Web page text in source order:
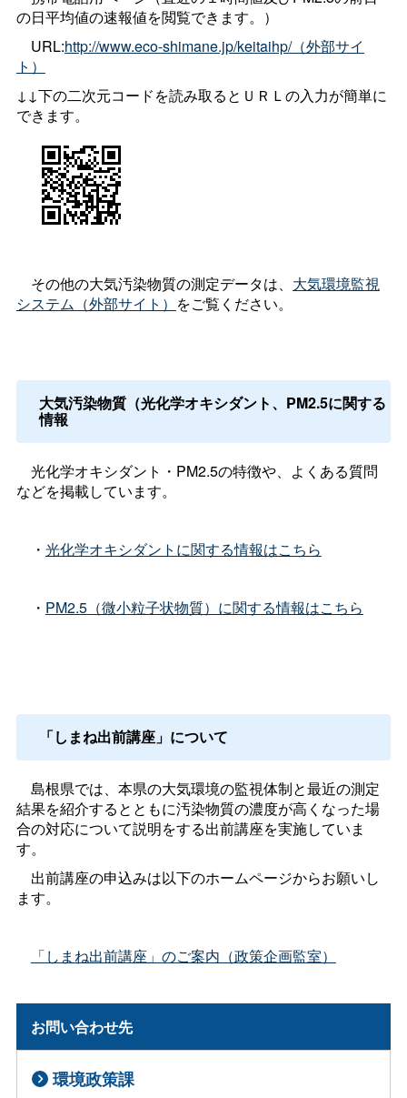
の日平均値の速報値を閲覧できます。）
URL:http://www.eco-shimane.jp/keitaihp/（外部サイ
ト）
↓↓下の二次元コードを読み取るとＵＲＬの入力が簡単に
できます。
その他の大気汚染物質の測定データは、 大気環境監視
システム（外部サイト） をご覧ください。
大気汚染物質（光化学オキシダント、PM2.5に関する
情報
光化学オキシダント・PM2.5の特徴や、よくある質問
などを掲載しています。
・ 光化学オキシダントに関する情報はこちら
・ PM2.5（微小粒子状物質）に関する情報はこちら
「しまね出前講座」について
島根県では、本県の大気環境の監視体制と最近の測定
結果を紹介するとともに汚染物質の濃度が高くなった場
合の対応について説明をする出前講座を実施していま
す。
出前講座の申込みは以下のホームページからお願いし
ます。
「しまね出前講座」のご案内（政策企画監室）
お問い合わせ先
環境政策課